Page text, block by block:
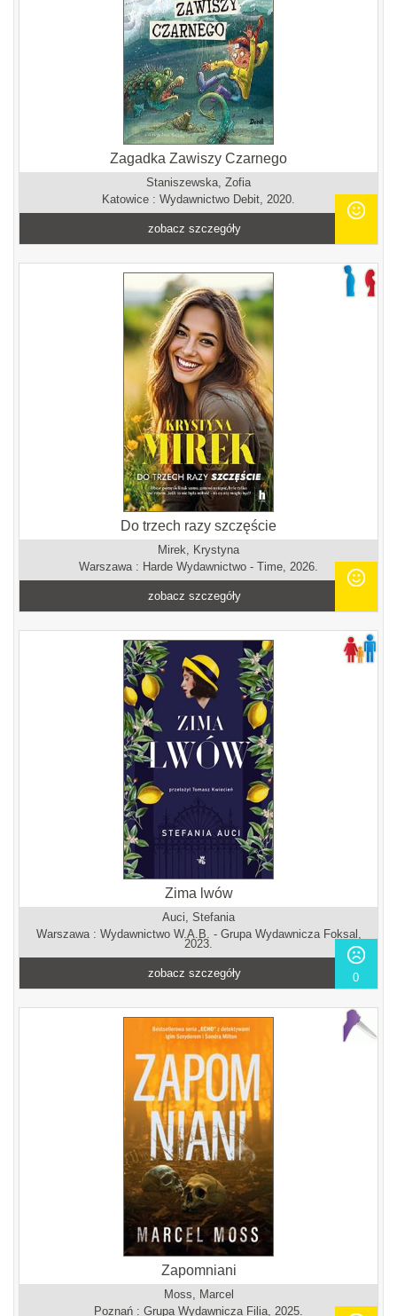
Zagadka Zawiszy Czarnego
Staniszewska, Zofia
Katowice : Wydawnictwo Debit, 2020.
zobacz szczegóły
Do trzech razy szczęście
Mirek, Krystyna
Warszawa : Harde Wydawnictwo - Time, 2026.
zobacz szczegóły
Zima lwów
Auci, Stefania
Warszawa : Wydawnictwo W.A.B. - Grupa Wydawnicza Foksal,
2023.
0
zobacz szczegóły
Zapomniani
Moss, Marcel
Poznań : Grupa Wydawnicza Filia, 2025.